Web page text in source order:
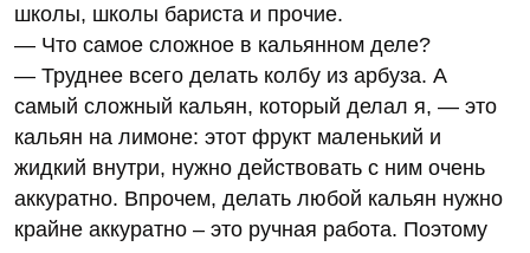
школы, школы бариста и прочие.
— Что самое сложное в кальянном деле?
— Труднее всего делать колбу из арбуза. А
самый сложный кальян, который делал я, — это
кальян на лимоне: этот фрукт маленький и
жидкий внутри, нужно действовать с ним очень
аккуратно. Впрочем, делать любой кальян нужно
крайне аккуратно – это ручная работа. Поэтому